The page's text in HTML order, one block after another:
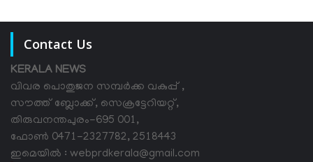
Contact Us
KERALA NEWS
വിവര പൊതുജന സമ്പര്‍ക്ക വകുപ്പ് ,
സൗത്ത് ബ്ലോക്ക്, സെക്രട്ടേറിയറ്റ്,
തിരുവനന്തപുരം-695 001,
ഫോൺ 0471-2327782, 2518443
ഇമെയിൽ : webprdkerala@gmail.com